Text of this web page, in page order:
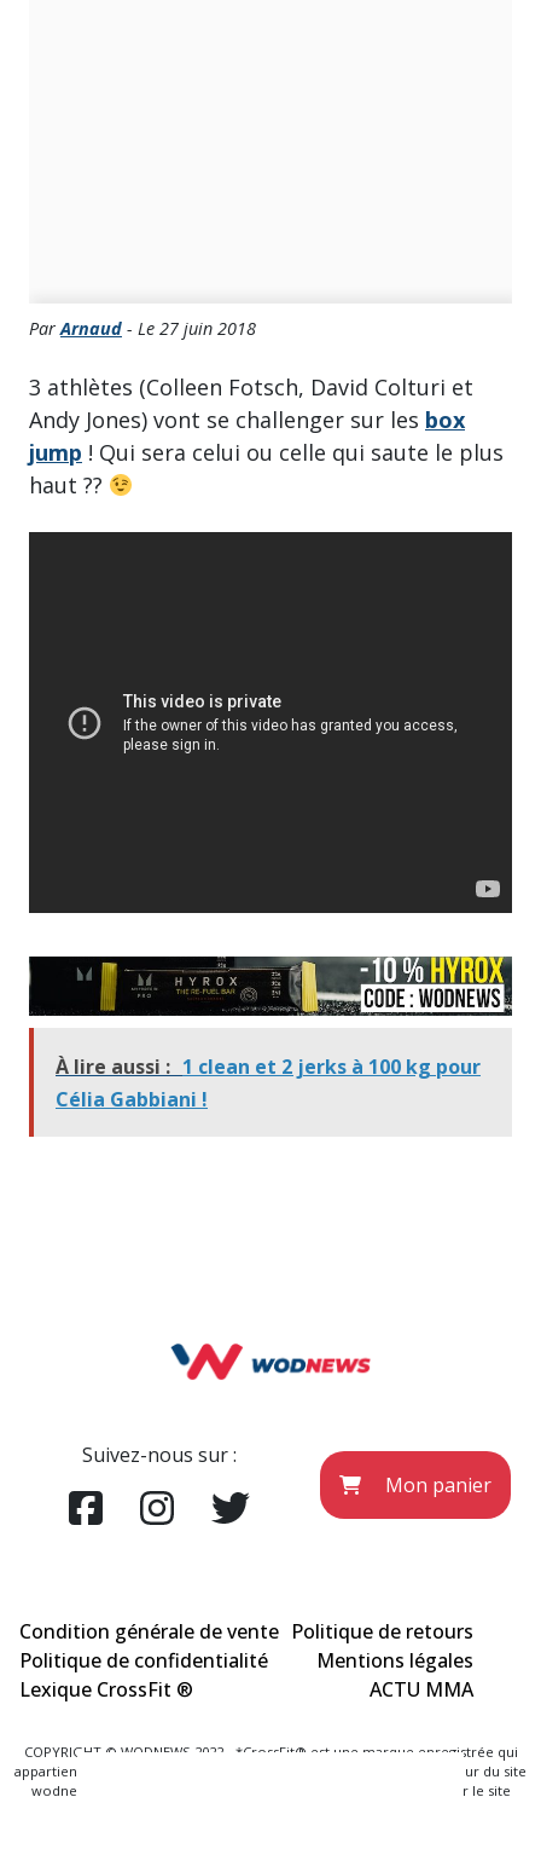
ParArnaud - Le 27 juin 2018
3 athlètes (Colleen Fotsch, David Colturi et
Andy Jones) vont se challenger sur les box
jump ! Qui sera celui ou celle qui saute le plus
haut ??
À lire aussi : 1 clean et 2 jerks à 100 kg pour
Célia Gabbiani !
Suivez-nous sur :
Mon panier
Condition générale de vente Politique de retours
Politique de confidentialité
Mentions légales
Lexique CrossFit ®
ACTU MMA
COPYRIGHT © WODNEWS 2022 - *CrossFit® est une marque enregistrée qui
appartient à la société CrossFit® Inc. et qui n'a aucun lien avec l'éditeur du site
wodnews.com. Les informations officielles sont exclusivement sur le site